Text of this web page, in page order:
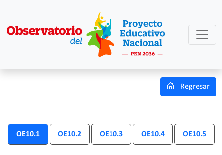
Regresar
OE10.1 OE10.2 OE10.3 OE10.4 OE10.5